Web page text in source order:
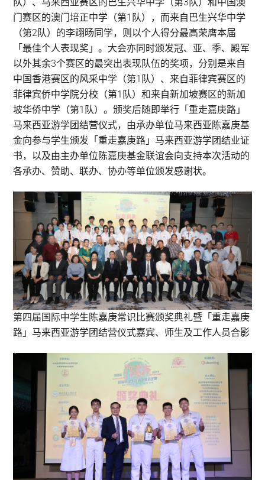
门赛区的澳门培正中学（第1队），而来自巴生兴华中学
（第2队）的李翊旸同学，则以个人得分最高荣膺本届
「最佳个人表现奖」。大会亦同时颁发冠、亚、季、殿军
以外其余3个赛区的最突出表现队伍的奖项，分别是来自
中国香港赛区的风采中学（第1队）、来自菲律宾赛区的
菲律宾侨中学院分校（第1队）和来自新加坡赛区的新加
坡华侨中学（第1队）。颁奖后随即举行「重走嘉庚路」
马来西亚游学团结营仪式，由承办单位马来西亚陈嘉庚基
金向参与学生颁发「重走嘉庚路」马来西亚游学团结业证
书，以及由主办单位陈嘉庚基金联谊会向支持本次活动的
各承办、赞助、联办、协办等单位颁发感谢状。
第四届国际中学生陈嘉庚常识比赛颁奖典礼暨「重走嘉庚
路」马来西亚游学团结营仪式嘉宾、师生及工作人员合影